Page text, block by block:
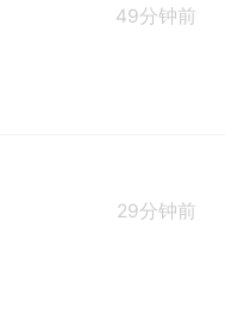
49分钟前
29分钟前